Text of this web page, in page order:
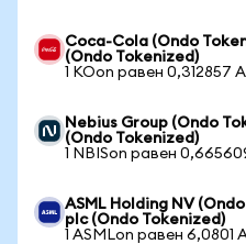
Coca-Cola (Ondo
(Ondo Tokenized)
1 KOon равен 0,312857
Nebius Group (Ondo
(Ondo Tokenized)
1 NBISon равен
ASML Holding NV
plc (Ondo Tokenized)
1 ASMLon равен 6,0801